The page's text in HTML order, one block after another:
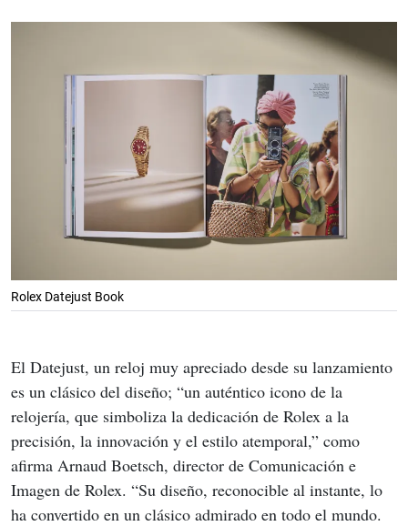
Rolex Datejust Book
El Datejust, un reloj muy apreciado desde su lanzamiento
es un clásico del diseño; “un auténtico icono de la
relojería, que simboliza la dedicación de Rolex a la
precisión, la innovación y el estilo atemporal,” como
afirma Arnaud Boetsch, director de Comunicación e
Imagen de Rolex. “Su diseño, reconocible al instante, lo
ha convertido en un clásico admirado en todo el mundo.